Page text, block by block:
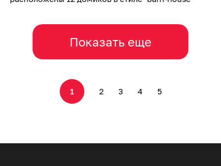
Показать еще
1 2 3 4 5